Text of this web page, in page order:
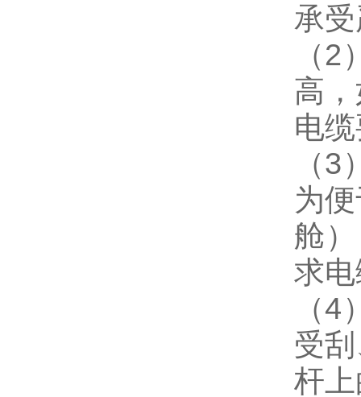
承
（2
高
电
（3
为
舱
求
（4
受
杆